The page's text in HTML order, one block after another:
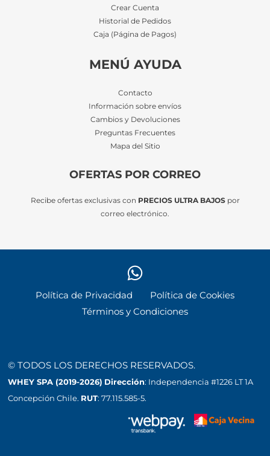
Crear Cuenta
Historial de Pedidos
Caja (Página de Pagos)
MENÚ AYUDA
Contacto
Información sobre envíos
Cambios y Devoluciones
Preguntas Frecuentes
Mapa del Sitio
OFERTAS POR CORREO
Recibe ofertas exclusivas con PRECIOS ULTRA BAJOSpor
correo electrónico.
Política de Privacidad
Política de Cookies
Términos y Condiciones
© TODOS LOS DERECHOS RESERVADOS.
WHEY SPA (2019-2026) Dirección: Independencia #1226 LT 1A
Concepción Chile. RUT: 77.115.585-5.